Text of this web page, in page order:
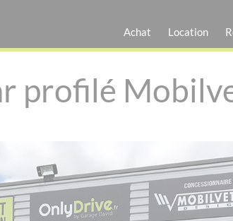
Achat Location
profilé